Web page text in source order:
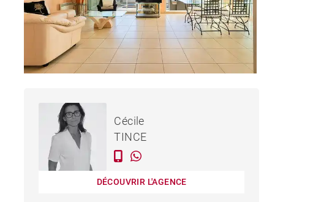
APPARTEMENT PORNICHET
- 93 M²Cécile
TINCE
DÉCOUVRIR L'AGENCE